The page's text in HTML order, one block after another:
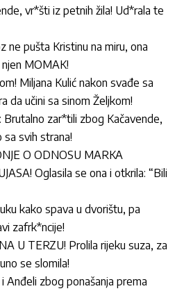
vr*šti iz petnih žila! Ud*rala te
ne pušta Kristinu na miru, ona
MOMAK!
Miljana Kulić nakon svađe sa
da učini sa sinom Željkom!
Brutalno zar*tili zbog Kačavende,
svih strana!
O ODNOSU MARKA
Oglasila se ona i otkrila: “Bili
kako spava u dvorištu, pa
zafrk*ncije!
U TERZU! Prolila rijeku suza, za
se slomila!
Anđeli zbog ponašanja prema